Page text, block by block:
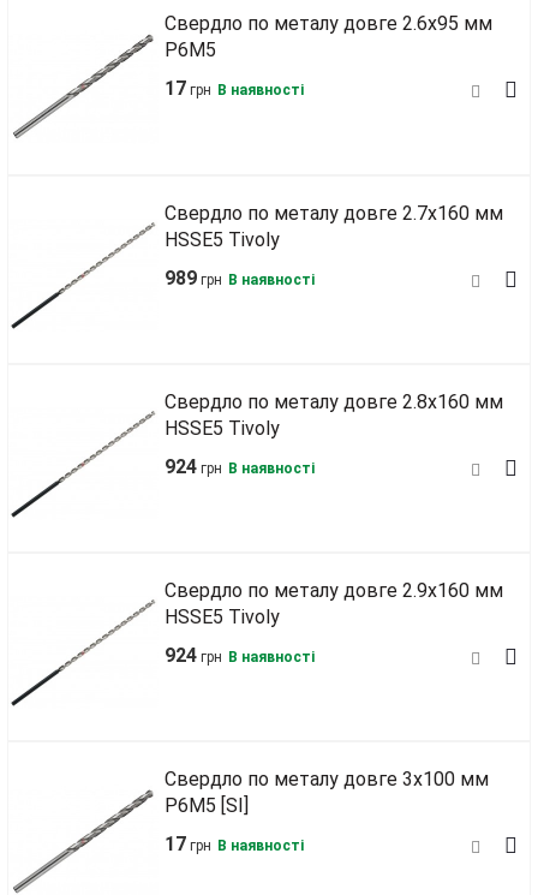
Свердло по металу довге 2.6х95 мм
Р6М5
17 грн В наявності
Свердло по металу довге 2.7х160 мм
HSSE5 Tivoly
989 грн В наявності
Свердло по металу довге 2.8х160 мм
HSSE5 Tivoly
924 грн В наявності
Свердло по металу довге 2.9х160 мм
HSSE5 Tivoly
924 грн В наявності
Свердло по металу довге 3х100 мм
Р6М5 [SI]
17 грн В наявності